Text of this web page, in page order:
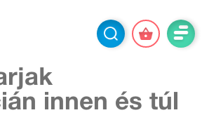
innen és túl